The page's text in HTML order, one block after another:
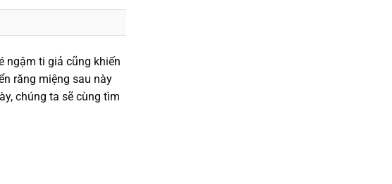
ngậm ti giả cũng khiến
răng miệng sau này
chúng ta sẽ cùng tìm